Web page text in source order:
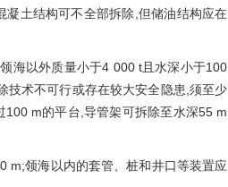
土结构可不全部拆除,但储油结构应在
海以外质量小于4 000 t且水深小于100
技术不可行或存在较大安全隐患,须至少
m的平台,导管架可拆除至水深55 m
m;领海以内的套管、桩和井口等装置应